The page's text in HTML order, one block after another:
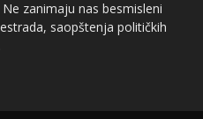
zanimaju nas besmisleni
saopštenja političkih